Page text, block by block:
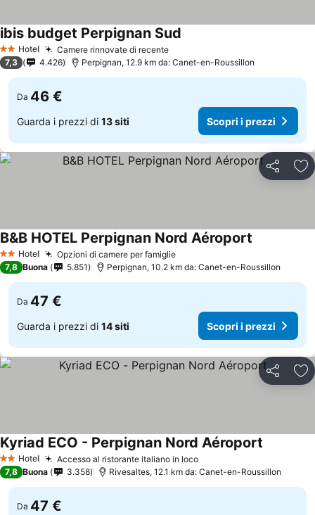
2 StelleHotel Camere rinnovate di recente
ibis budget Perpignan Sud
7,3 4.426 Perpignan, 12.9 km da: Canet-en-Roussillon
Da 46 €
Guarda i prezzi di 13 siti Scopri i prezzi
Condividi
2 StelleHotel Opzioni di camere per famiglie
B&B HOTEL Perpignan Nord Aéroport
7,8 Buona 5.851 Perpignan, 10.2 km da: Canet-en-Roussillon
Da 47 €
Guarda i prezzi di 14 siti Scopri i prezzi
Condividi
2 StelleHotel Accesso al ristorante italiano in loco
Kyriad ECO - Perpignan Nord Aéroport
7,8 Buona 3.358 Rivesaltes, 12.1 km da: Canet-en-Roussillon
Da 47 €